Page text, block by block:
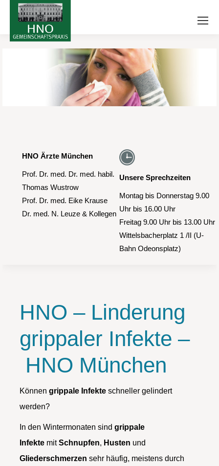
HNO Ärzte München
Prof. Dr. med. Dr. med. habil.
Thomas Wustrow
Prof. Dr. med. Eike Krause
Dr. med. N. Leuze & Kollegen
Unsere Sprechzeiten
Montag bis Donnerstag 9.00
Uhr bis 16.00 Uhr
Freitag 9.00 Uhr bis 13.00 Uhr
Wittelsbacherplatz 1 /II (U-
Bahn Odeonsplatz)
HNO – Linderung
grippaler Infekte –
HNO München
Können grippale Infekte schneller gelindert
werden?
In den Wintermonaten sind grippale
Infekte mitSchnupfen, Husten und
Gliederschmerzen sehr häufig, meistens durch